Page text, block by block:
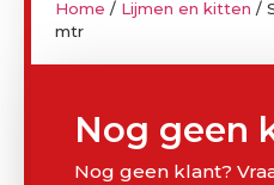
Home / Lijmen en kitten /
mtr
Nog geen
Nog geen klant?